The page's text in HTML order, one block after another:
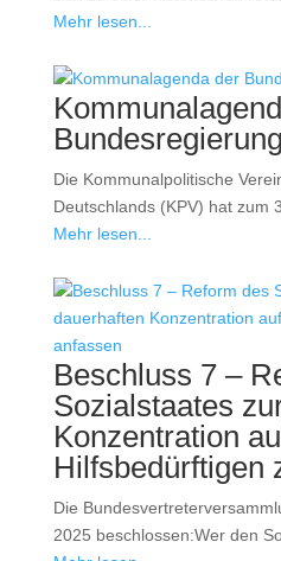
Mehr lesen...
Die Kommunalpolitische
Deutschlands (KPV) hat zum
Mehr lesen...
Beschluss 7 –
Sozialstaates
Konzentration
Hilfsbedürftigen
Die
2025 beschlossen:Wer den